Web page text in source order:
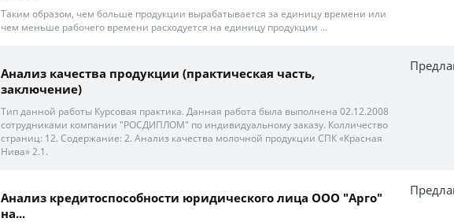
Таким образом, чем больше продукции вырабатывается за единицу времени или
чем меньше рабочего времени расходуется на единицу продукции ...
Анализ качества продукции (практическая часть,
заключение)
Тип данной работы Курсовая практика. Данная работа была выполнена 02.12.2008
сотрудниками компании "РОСДИПЛОМ" по индивидуальному заказу. Колличество
страниц: 12. Содержание: 2. Анализ качества молочной продукции СПК «Красная
Нива» 2.1.
Анализ кредитоспособности юридического лица ООО "Арго"
на...